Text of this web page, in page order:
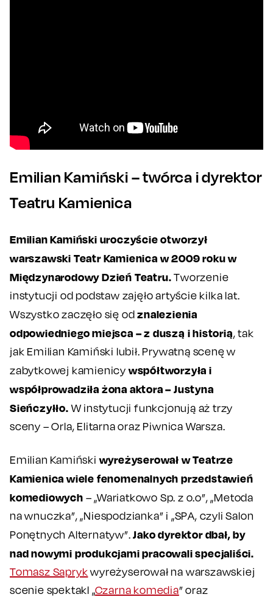
Emilian Kamiński – twórca i dyrektor
Teatru Kamienica
Emilian Kamiński uroczyście otworzył
warszawski Teatr Kamienica w 2009 roku w
Międzynarodowy Dzień Teatru.Tworzenie
instytucji od podstaw zajęło artyście kilka lat.
Wszystko zaczęło się odznalezienia
odpowiedniego miejsca – z duszą i historią, tak
jak Emilian Kamiński lubił. Prywatną scenę w
zabytkowej kamienicywspółtworzyła i
współprowadziła żona aktora – Justyna
Sieńczyłło.W instytucji funkcjonują aż trzy
sceny – Orla, Elitarna oraz Piwnica Warsza.
Emilian Kamińskiwyreżyserował w Teatrze
Kamienica wiele fenomenalnych przedstawień
komediowych – „Wariatkowo Sp. z o.o”, „Metoda
na wnuczka”, „Niespodzianka” i „SPA, czyli Salon
Ponętnych Alternatyw”.Jako dyrektor dbał, by
nad nowymi produkcjami pracowali specjaliści.
Tomasz Saprykwyreżyserował na warszawskiej
scenie spektakl „Czarna komedia” oraz